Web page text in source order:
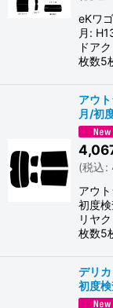
eKワ
月:
ドア
枚数5
アウ
月/初
(税込:
アウ
初度
リヤ
枚数5
デリ
初度